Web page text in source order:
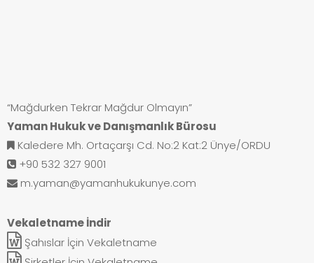
“Mağdurken Tekrar Mağdur Olmayın”
Yaman Hukuk ve Danışmanlık Bürosu
Kaledere Mh. Ortaçarşı Cd. No:2 Kat:2 Ünye/ORDU
+90 532 327 9001
m.yaman@yamanhukukunye.com
Vekaletname İndir
Şahıslar İçin Vekaletname